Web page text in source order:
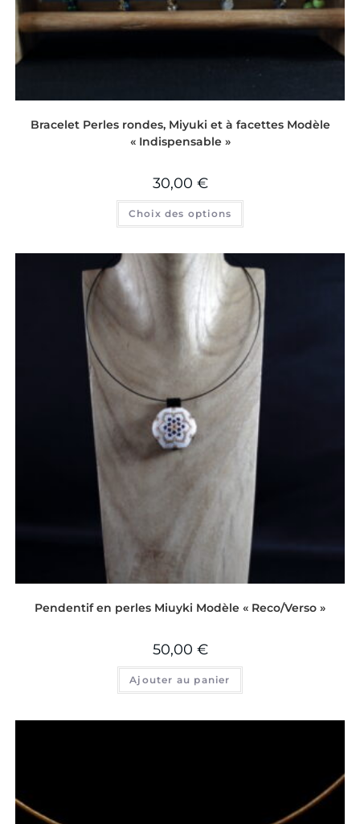
Bracelet Perles rondes, Miyuki et à facettes Modèle
« Indispensable »
30,00 €
Choix des options
Pendentif en perles Miuyki Modèle « Reco/Verso »
50,00 €
Ajouter au panier